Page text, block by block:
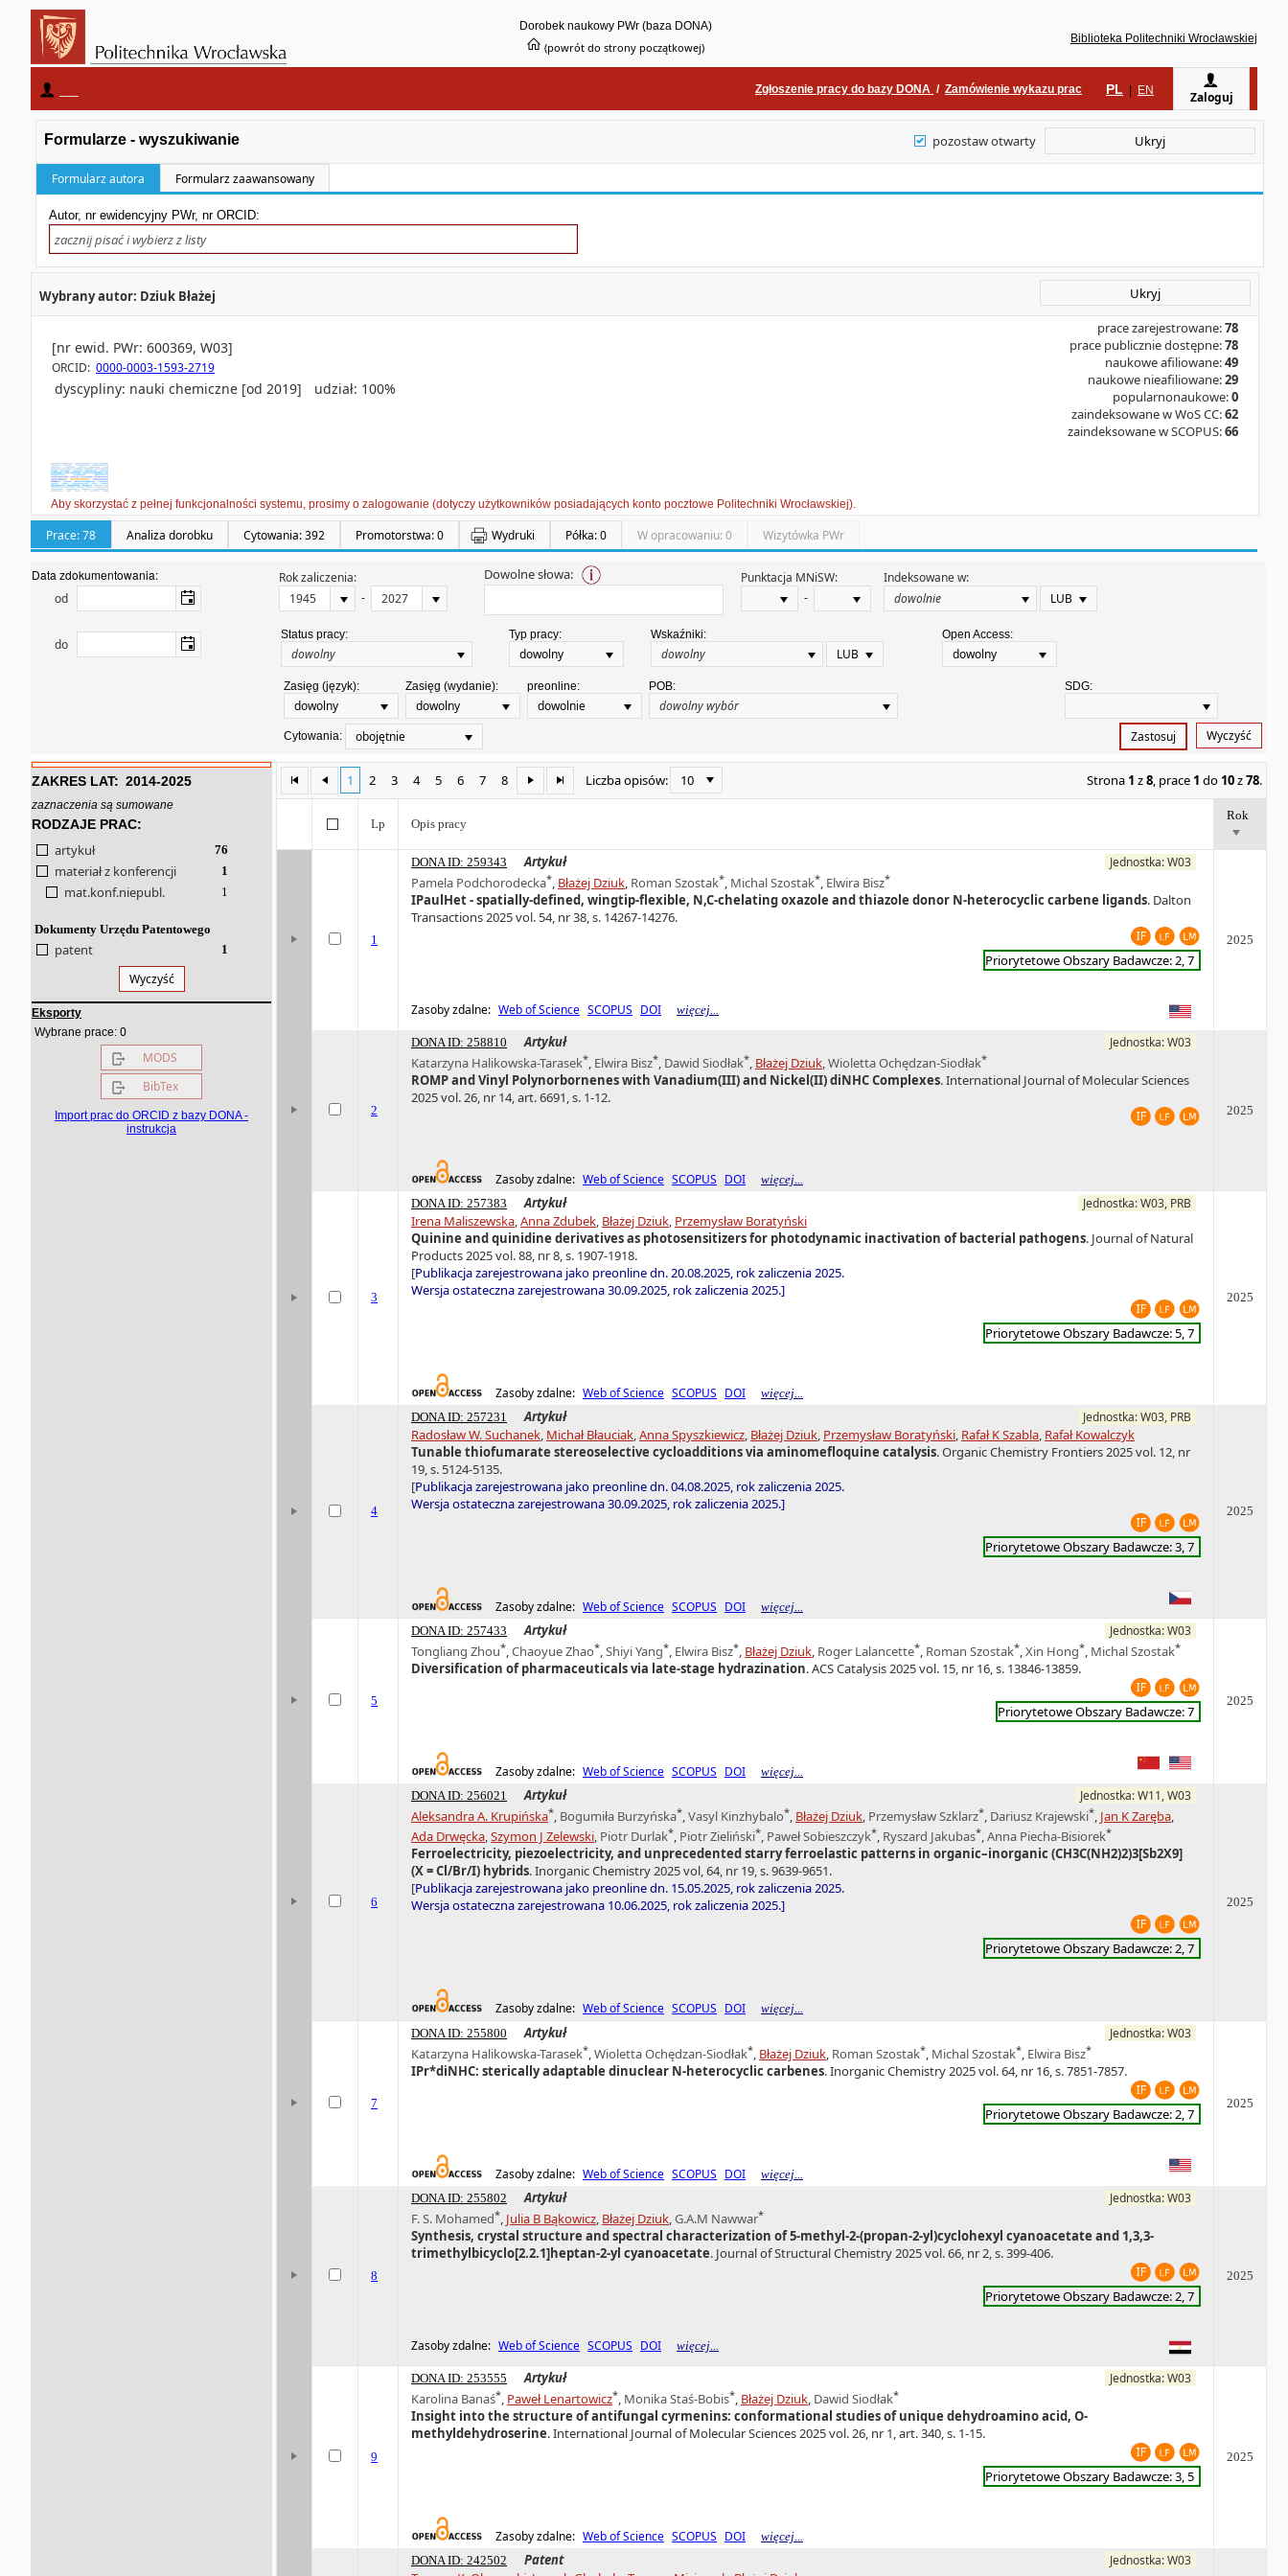
Dorobek naukowy PWr (baza DONA)
(powrót do strony początkowej)
Biblioteka Politechniki Wrocławskiej
Zgłoszenie pracy do bazy DONA / Zamówienie wykazu prac PL | EN Zaloguj
Formularze - wyszukiwanie pozostaw otwarty Ukryj
Formularz autora Formularz zaawansowany
Autor, nr ewidencyjny PWr, nr ORCID:
Wybrany autor: Dziuk Błażej Ukryj
[nr ewid. PWr: 600369, W03]
ORCID: 0000-0003-1593-2719
dyscypliny: nauki chemiczne [od 2019] udział: 100%
prace zarejestrowane:78
prace publicznie dostępne:78
naukowe afiliowane:49
naukowe nieafiliowane:29
popularnonaukowe:0
zaindeksowane w WoS CC:62
zaindeksowane w SCOPUS:66
Aby skorzystać z pełnej funkcjonalności systemu, prosimy o zalogowanie (dotyczy użytkowników posiadających konto pocztowe Politechniki Wrocławskiej).
Prace: 78 Analiza dorobku Cytowania: 392 Promotorstwa: 0 Wydruki Półka: 0 W opracowaniu: 0 Wizytówka PWr
Data zdokumentowania:
od
Rok zaliczenia:
-
Dowolne słowa:
Punktacja MNiSW:
-
Indeksowane w:
LUB
do
Status pracy: Typ pracy:
dowolny
Wskaźniki:
LUB
Open Access:
dowolny
Zasięg (język):
dowolny
Zasięg (wydanie):
dowolny
preonline:
dowolnie
POB: SDG:
Cytowania: obojętnie Zastosuj Wyczyść
ZAKRES LAT: 2014-2025
zaznaczenia są sumowane
RODZAJE PRAC:
artykuł 76
materiał z konferencji 1
mat.konf.niepubl. 1
Dokumenty Urzędu Patentowego
patent 1
Wyczyść
Eksporty
Wybrane prace: 0
MODS
BibTex
Import prac do ORCID z bazy DONA -
instrukcja
1 2 3 4 5 6 7 8 Liczba opisów: 10 Strona 1 z8, prace 1 do 10z78.
Lp Opis pracy
Rok
1
DONA ID: 259343 Artykuł Jednostka: W03
Pamela Podchorodecka*, Błażej Dziuk, Roman Szostak*, Michal Szostak*, Elwira Bisz*
IPaulHet - spatially-defined, wingtip-flexible, N,C-chelating oxazole and thiazole donor N-heterocyclic carbene ligands. Dalton
Transactions 2025 vol. 54, nr 38, s. 14267-14276.
Priorytetowe Obszary Badawcze: 2, 7
Zasoby zdalne: Web of Science SCOPUS DOI więcej...
2025
2
DONA ID: 258810 Artykuł Jednostka: W03
Katarzyna Halikowska-Tarasek*, Elwira Bisz*, Dawid Siodłak*, Błażej Dziuk,Wioletta Ochędzan-Siodłak*
ROMP and Vinyl Polynorbornenes with Vanadium(III) and Nickel(II) diNHC Complexes. International Journal of Molecular Sciences
2025 vol. 26, nr 14, art. 6691, s. 1-12.
Zasoby zdalne: Web of Science SCOPUS DOI więcej...
2025
3
DONA ID: 257383 Artykuł Jednostka: W03, PRB
Irena Maliszewska,Anna Zdubek, Błażej Dziuk, Przemysław Boratyński
Quinine and quinidine derivatives as photosensitizers for photodynamic inactivation of bacterial pathogens. Journal of Natural
Products 2025 vol. 88, nr 8, s. 1907-1918.
[Publikacja zarejestrowana jako preonline dn. 20.08.2025, rok zaliczenia 2025.
Wersja ostateczna zarejestrowana 30.09.2025, rok zaliczenia 2025.]
Priorytetowe Obszary Badawcze: 5, 7
Zasoby zdalne: Web of Science SCOPUS DOI więcej...
2025
4
DONA ID: 257231 Artykuł Jednostka: W03, PRB
Radosław W. Suchanek, Michał Błauciak,Anna Spyszkiewicz, Błażej Dziuk, Przemysław Boratyński, Rafał K Szabla, Rafał Kowalczyk
Tunable thiofumarate stereoselective cycloadditions via aminomefloquine catalysis. Organic Chemistry Frontiers 2025 vol. 12, nr
19, s. 5124-5135.
[Publikacja zarejestrowana jako preonline dn. 04.08.2025, rok zaliczenia 2025.
Wersja ostateczna zarejestrowana 30.09.2025, rok zaliczenia 2025.]
Priorytetowe Obszary Badawcze: 3, 7
Zasoby zdalne: Web of Science SCOPUS DOI więcej...
2025
5
DONA ID: 257433 Artykuł Jednostka: W03
Tongliang Zhou*,Chaoyue Zhao*,Shiyi Yang*, Elwira Bisz*, Błażej Dziuk, Roger Lalancette*, Roman Szostak*,Xin Hong*, Michal Szostak*
Diversification of pharmaceuticals via late-stage hydrazination. ACS Catalysis 2025 vol. 15, nr 16, s. 13846-13859.
Priorytetowe Obszary Badawcze: 7
Zasoby zdalne: Web of Science SCOPUS DOI więcej...
2025
6
DONA ID: 256021 Artykuł Jednostka: W11, W03
Aleksandra A. Krupińska*, Bogumiła Burzyńska*,Vasyl Kinzhybalo*, Błażej Dziuk, Przemysław Szklarz*, Dariusz Krajewski*, Jan K Zaręba,
Ada Drwęcka,Szymon J Zelewski, Piotr Durlak*, Piotr Zieliński*, Paweł Sobieszczyk*, Ryszard Jakubas*,Anna Piecha-Bisiorek*
Ferroelectricity, piezoelectricity, and unprecedented starry ferroelastic patterns in organic–inorganic (CH3C(NH2)2)3[Sb2X9]
(X = Cl/Br/I) hybrids. Inorganic Chemistry 2025 vol, 64, nr 19, s. 9639-9651.
[Publikacja zarejestrowana jako preonline dn. 15.05.2025, rok zaliczenia 2025.
Wersja ostateczna zarejestrowana 10.06.2025, rok zaliczenia 2025.]
Priorytetowe Obszary Badawcze: 2, 7
Zasoby zdalne: Web of Science SCOPUS DOI więcej...
2025
7
DONA ID: 255800 Artykuł Jednostka: W03
Katarzyna Halikowska-Tarasek*,Wioletta Ochędzan-Siodłak*, Błażej Dziuk, Roman Szostak*, Michal Szostak*, Elwira Bisz*
IPr*diNHC: sterically adaptable dinuclear N‑heterocyclic carbenes. Inorganic Chemistry 2025 vol. 64, nr 16, s. 7851-7857.
Priorytetowe Obszary Badawcze: 2, 7
Zasoby zdalne: Web of Science SCOPUS DOI więcej...
2025
8
DONA ID: 255802 Artykuł Jednostka: W03
F. S. Mohamed*, Julia B Bąkowicz, Błażej Dziuk,G.A.M Nawwar*
Synthesis, crystal structure and spectral characterization of 5-methyl-2-(propan-2-yl)cyclohexyl cyanoacetate and 1,3,3-
trimethylbicyclo[2.2.1]heptan-2-yl cyanoacetate. Journal of Structural Chemistry 2025 vol. 66, nr 2, s. 399-406.
Priorytetowe Obszary Badawcze: 2, 7
Zasoby zdalne: Web of Science SCOPUS DOI więcej...
2025
9
DONA ID: 253555 Artykuł Jednostka: W03
Karolina Banaś*, Paweł Lenartowicz*, Monika Staś-Bobis*, Błażej Dziuk, Dawid Siodłak*
Insight into the structure of antifungal cyrmenins: conformational studies of unique dehydroamino acid, O-
methyldehydroserine. International Journal of Molecular Sciences 2025 vol. 26, nr 1, art. 340, s. 1-15.
Priorytetowe Obszary Badawcze: 3, 5
Zasoby zdalne: Web of Science SCOPUS DOI więcej...
2025
DONA ID: 242502 Patent Jednostka: W03